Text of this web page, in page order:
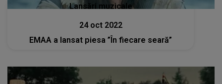
Lansări muzicale
24 oct 2022
EMAA a lansat piesa ”În fiecare seară”